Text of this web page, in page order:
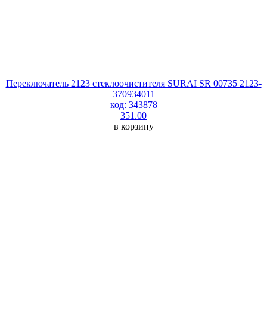
Переключатель 2123 стеклоочистителя SURAI SR 00735 2123-
370934011
код: 343878
351.00
в корзину